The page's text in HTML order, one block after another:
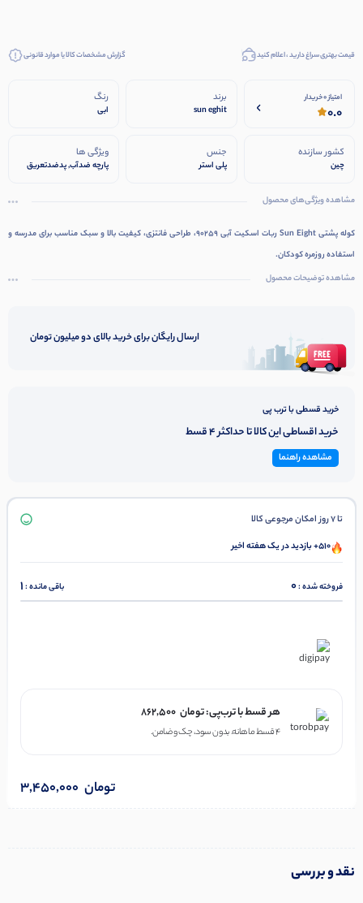
قیمت بهتری سراغ دارید ، اعلام کنید گزارش مشخصات کالا یا موارد قانونی
امتیاز 0 خریدار
0.0
برند
sun eghit
رنگ
ابی
کشور سازنده
چین
جنس
پلی استر
ویژگی ها
پارچه ضدآب, پدضدتعریق
مشاهده ویژگی‌های محصول
کوله پشتی Sun Eight ربات اسکیت آبی 90259، طراحی فانتزی، کیفیت بالا و سبک مناسب برای مدرسه و
استفاده روزمره کودکان.
مشاهده توضیحات محصول
ارسال رایگان برای خرید بالای دو میلیون تومان
خرید قسطی با ترب پی
خرید اقساطی این کالا تا حداکثر 4 قسط
مشاهده راهنما
تا 7 روز امکان مرجوعی کالا
510+ بازدید در یک هفته اخیر
فروخته شده :0 باقی مانده :1
هر قسط با ترب‌پی: 862,500 تومان
۴ قسط ماهانه. بدون سود، چک و ضامن.
3,450,000 تومان
نقد و بررسی